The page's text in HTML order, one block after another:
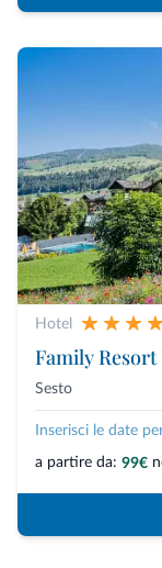
Hotel
Family
Sesto
Inserisci le date
a partire da: 99€